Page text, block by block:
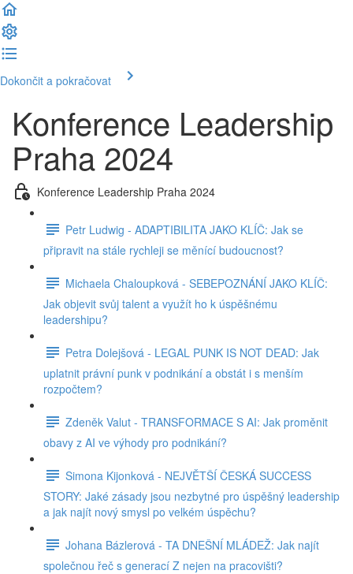
Dokončit a pokračovat
Konference Leadership
Praha 2024
Konference Leadership Praha 2024
Petr Ludwig - ADAPTIBILITA JAKO KLÍČ: Jak se
připravit na stále rychleji se měnící budoucnost?
Michaela Chaloupková - SEBEPOZNÁNÍ JAKO KLÍČ:
Jak objevit svůj talent a využít ho k úspěšnému
leadershipu?
Petra Dolejšová - LEGAL PUNK IS NOT DEAD: Jak
uplatnit právní punk v podnikání a obstát i s menším
rozpočtem?
Zdeněk Valut - TRANSFORMACE S AI: Jak proměnit
obavy z AI ve výhody pro podnikání?
Simona Kijonková - NEJVĚTŠÍ ČESKÁ SUCCESS
STORY: Jaké zásady jsou nezbytné pro úspěšný leadership
a jak najít nový smysl po velkém úspěchu?
Johana Bázlerová - TA DNEŠNÍ MLÁDEŽ: Jak najít
společnou řeč s generací Z nejen na pracovišti?